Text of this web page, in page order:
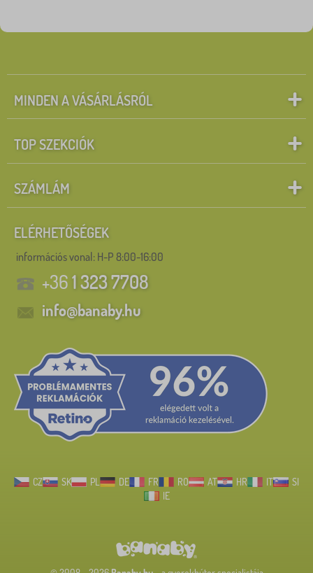
MINDEN A VÁSÁRLÁSRÓL
TOP SZEKCIÓK
SZÁMLÁM
ELÉRHETŐSÉGEK
információs vonal: H-P 8:00-16:00
+361 323 7708
info@banaby.hu
CZ SK PL DE FR RO AT HR IT
SI
IE